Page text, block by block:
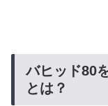
バヒッド80
とは？